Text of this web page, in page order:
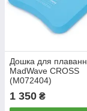
Дошка для
MadWave CROSS
(M072404)
1 350 ₴